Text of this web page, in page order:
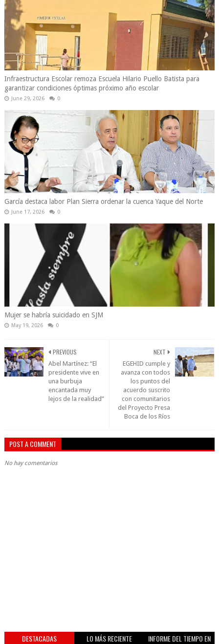
Infraestructura Escolar remoza Escuela Hilario Puello Batista para
garantizar condiciones óptimas próximo año escolar
June 29, 2026 0
García destaca labor Plan Sierra ordenar la cuenca Yaque del Norte
June 17, 2026 0
Mujer se habría suicidado en SJM
May 19, 2026 0
NEXT
EGEHID cumple y
avanza con todos
los puntos del
acuerdo suscrito
con comunitarios
del Proyecto Presa
Boca de los Ríos
PREVIOUS
Abel Martínez: “El
presidente vive en
una burbuja
encantada muy
lejos de la realidad”
POST A COMMENT
No hay comentarios
DESTACADAS LO MÁS RECIENTE
INFORME DEL TIEMPO EN